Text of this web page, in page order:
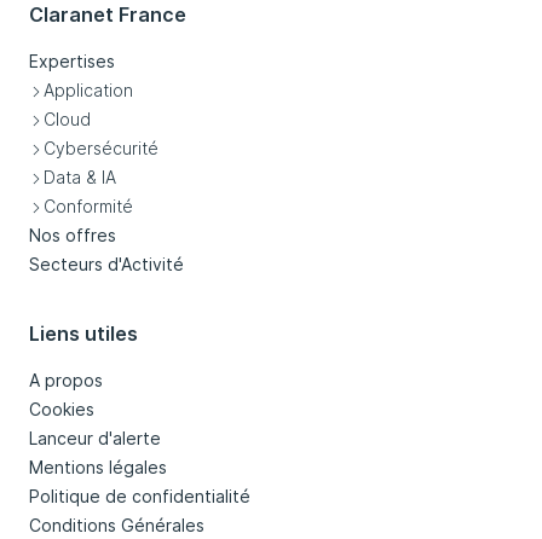
Claranet France
Expertises
Application
Cloud
Cybersécurité
Data & IA
Conformité
Nos offres
Secteurs d'Activité
Liens utiles
A propos
Cookies
Lanceur d'alerte
Mentions légales
Politique de confidentialité
Conditions Générales